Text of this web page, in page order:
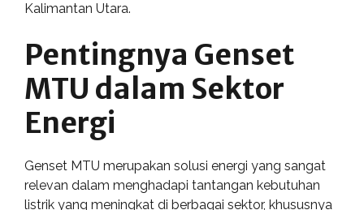
Kalimantan Utara.
Pentingnya Genset
MTU dalam Sektor
Energi
Genset MTU merupakan solusi energi yang sangat
relevan dalam menghadapi tantangan kebutuhan
listrik yang meningkat di berbagai sektor, khususnya